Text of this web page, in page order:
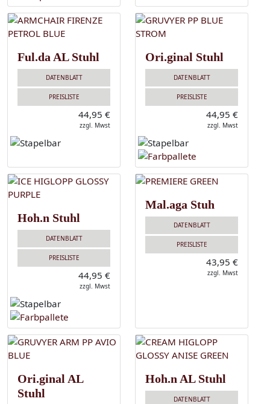
Ful.da AL Stuhl
DATENBLATT
PREISLISTE
44,95 €
zzgl. Mwst
Ori.ginal Stuhl
DATENBLATT
PREISLISTE
44,95 €
zzgl. Mwst
Hoh.n Stuhl
DATENBLATT
PREISLISTE
44,95 €
zzgl. Mwst
Mal.aga Stuh
DATENBLATT
PREISLISTE
43,95 €
zzgl. Mwst
Ori.ginal AL
Stuhl
Hoh.n AL Stuhl
DATENBLATT